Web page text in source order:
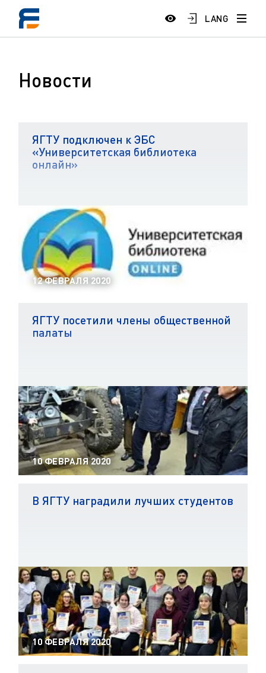
LANG
Новости
ЯГТУ подключен к ЭБС
«Университетская библиотека
онлайн»
12 ФЕВРАЛЯ 2020
ЯГТУ посетили члены общественной
палаты
10 ФЕВРАЛЯ 2020
В ЯГТУ наградили лучших студентов
10 ФЕВРАЛЯ 2020